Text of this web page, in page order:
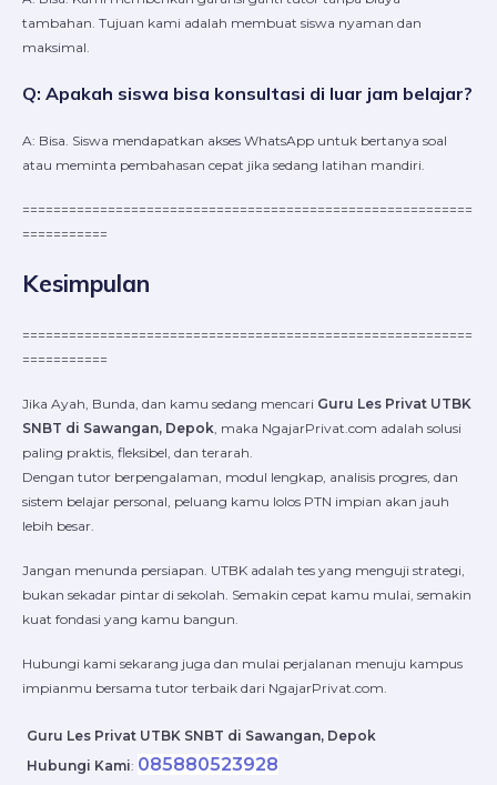
tambahan. Tujuan kami adalah membuat siswa nyaman dan
maksimal.
Q: Apakah siswa bisa konsultasi di luar jam belajar?
A: Bisa. Siswa mendapatkan akses WhatsApp untuk bertanya soal
atau meminta pembahasan cepat jika sedang latihan mandiri.
==========================================================
===========
Kesimpulan
==========================================================
===========
Jika Ayah, Bunda, dan kamu sedang mencari Guru Les Privat UTBK
SNBT di Sawangan, Depok , maka NgajarPrivat.com adalah solusi
paling praktis, fleksibel, dan terarah.
Dengan tutor berpengalaman, modul lengkap, analisis progres, dan
sistem belajar personal, peluang kamu lolos PTN impian akan jauh
lebih besar.
Jangan menunda persiapan. UTBK adalah tes yang menguji strategi,
bukan sekadar pintar di sekolah. Semakin cepat kamu mulai, semakin
kuat fondasi yang kamu bangun.
Hubungi kami sekarang juga dan mulai perjalanan menuju kampus
impianmu bersama tutor terbaik dari NgajarPrivat.com.
Guru Les Privat UTBK SNBT di Sawangan, Depok
Hubungi Kami: 085880523928